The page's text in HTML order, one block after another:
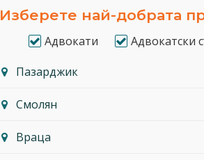
Изберете най-добрата
Адвокати Адвокатски
Пазарджик
Смолян
Враца